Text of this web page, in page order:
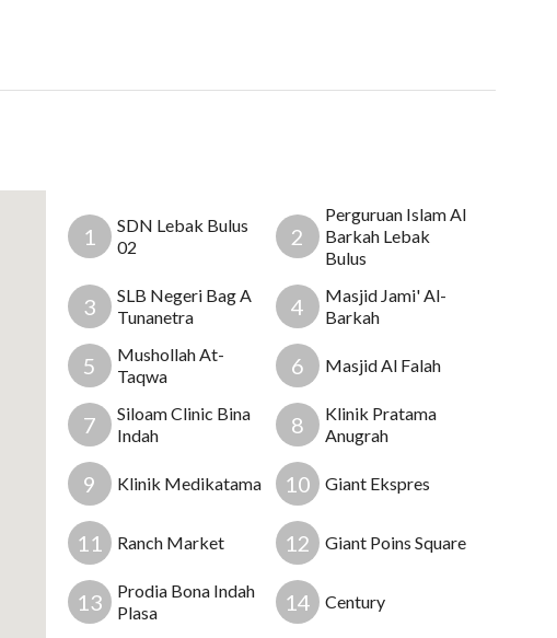
1
SDN Lebak Bulus
02
2
Perguruan Islam Al
Barkah Lebak
Bulus
3
SLB Negeri Bag A
Tunanetra
4
Masjid Jami' Al-
Barkah
5
Mushollah At-
Taqwa
6 Masjid Al Falah
7
Siloam Clinic Bina
Indah
8
Klinik Pratama
Anugrah
9 Klinik Medikatama 10 Giant Ekspres
11 Ranch Market 12 Giant Poins Square
13
Prodia Bona Indah
Plasa
14 Century